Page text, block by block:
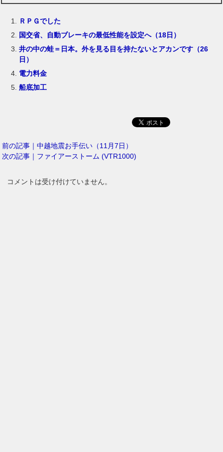
ＲＰＧでした
国交省、自動ブレーキの最低性能を設定へ（18日）
井の中の蛙＝日本。外を見る目を持たないとアカンです（26
日）
電力料金
船底加工
前の記事｜中越地震お手伝い（11月7日）
次の記事｜ファイアーストーム (VTR1000)
コメントは受け付けていません。